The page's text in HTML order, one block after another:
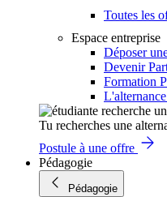
Toutes les
Espace entreprise
Déposer
Devenir
Formation
Tu recherches une
Postule à une offre
Pédagogie
Pédagogie